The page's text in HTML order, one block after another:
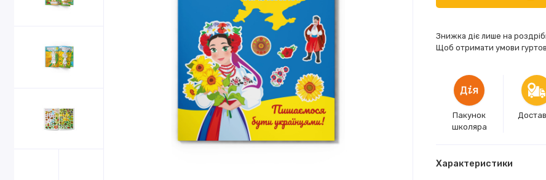
Знижка діє лише на
Щоб отримати умови
Пакунок
школяра
Характеристики